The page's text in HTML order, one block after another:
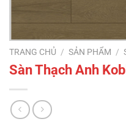
TRANG CHỦ / SẢN PHẨM /
Sàn Thạch Anh